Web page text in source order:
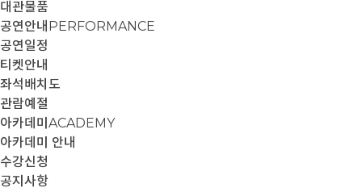
대관물품
공연안내 PERFORMANCE
공연일정
티켓안내
좌석배치도
관람예절
아카데미 ACADEMY
아카데미 안내
수강신청
공지사항